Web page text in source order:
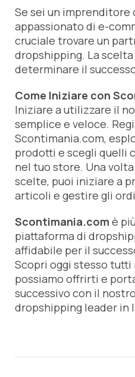
Se sei un imprenditore
appassionato di e-
cruciale trovare un
dropshipping. La
determinare il
Come Iniziare con
Iniziare a utilizzare il
semplice e veloce.
Scontimania.com,
prodotti e scegli quelli
nel tuo store. Una
scelte, puoi iniziare a
articoli e gestire gli
Scontimania.com è
piattaforma di
affidabile per il
Scopri oggi stesso tutti
possiamo offrirti e
successivo con il
dropshipping leader in